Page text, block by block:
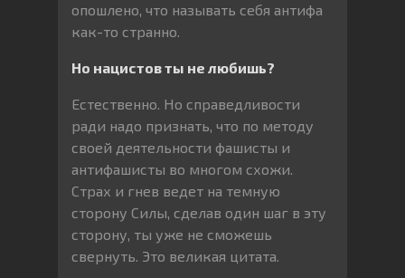
опошлено, что называть себя антифа
как-то странно.
Но нацистов ты не любишь?
Естественно. Но справедливости
ради надо признать, что по методу
своей деятельности фашисты и
антифашисты во многом схожи.
Страх и гнев ведет на темную
сторону Силы, сделав один шаг в эту
сторону, ты уже не сможешь
свернуть. Это великая цитата.